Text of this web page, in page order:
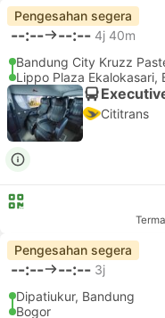
Pengesahan segera
--:-- --:-- 4j 40m
Bandung City Kruzz
Lippo Plaza Ekalokasari,
Cititrans
Pengesahan segera
--:-- --:-- 3j
Dipatiukur, Bandung
Bogor